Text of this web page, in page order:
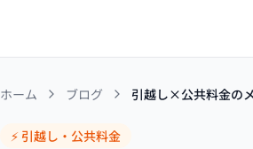
ホーム ブログ 引越し×公共料金の
⚡ 引越し・公共料金